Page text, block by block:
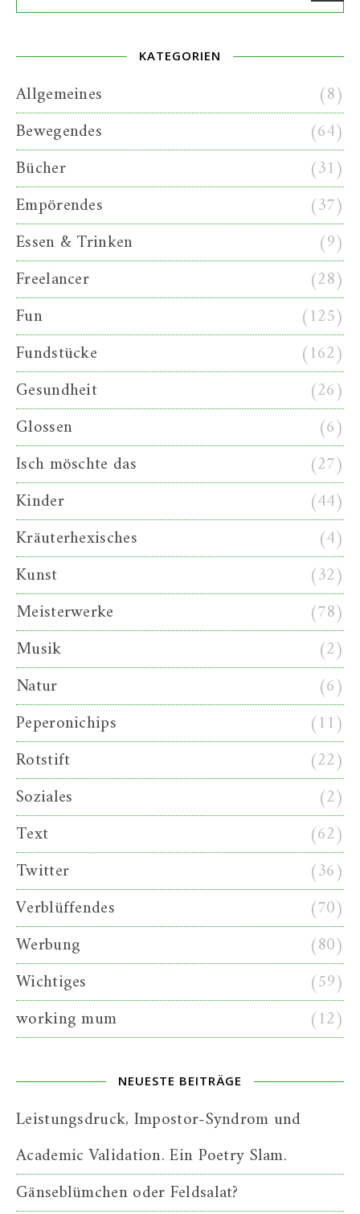
KATEGORIEN
Allgemeines
(8)
Bewegendes
(64)
Bücher
(31)
Empörendes
(37)
Essen & Trinken
(9)
Freelancer
(28)
Fun
(125)
Fundstücke
(162)
Gesundheit
(26)
Glossen
(6)
Isch möschte das
(27)
Kinder
(44)
Kräuterhexisches
(4)
Kunst
(32)
Meisterwerke
(78)
Musik
(2)
Natur
(6)
Peperonichips
(11)
Rotstift
(22)
Soziales
(2)
Text
(62)
Twitter
(36)
Verblüffendes
(70)
Werbung
(80)
Wichtiges
(59)
working mum
(12)
NEUESTE BEITRÄGE
Leistungsdruck, Impostor-Syndrom und
Academic Validation. Ein Poetry Slam.
Gänseblümchen oder Feldsalat?